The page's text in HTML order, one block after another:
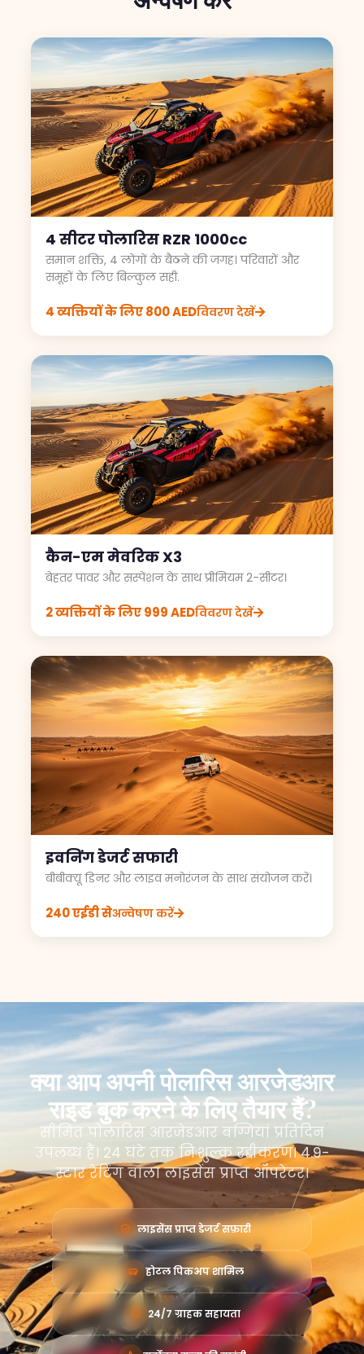
4 सीटर पोलारिस RZR 1000cc
समान शक्ति, 4 लोगों के बैठने की जगह। परिवारों और
समूहों के लिए बिल्कुल सही.
4 व्यक्तियों के लिए 800 AEDविवरण देखें
कैन-एम मेवरिक X3
बेहतर पावर और सस्पेंशन के साथ प्रीमियम 2-सीटर।
2 व्यक्तियों के लिए 999 AEDविवरण देखें
इवनिंग डेजर्ट सफारी
बीबीक्यू डिनर और लाइव मनोरंजन के साथ संयोजन करें।
240 एईडी सेअन्वेषण करें
क्या आप अपनी पोलारिस आरजेडआर
राइड बुक करने के लिए तैयार हैं?
सीमित पोलारिस आरजेडआर बग्गियां प्रतिदिन
उपलब्ध हैं। 24 घंटे तक निःशुल्क रद्दीकरण। 4.9-
स्टार रेटिंग वाला लाइसेंस प्राप्त ऑपरेटर।
लाइसेंस प्राप्त डेजर्ट सफ़ारी
होटल पिकअप शामिल
24/7 ग्राहक सहायता